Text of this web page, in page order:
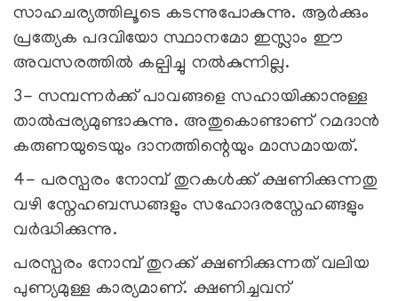
സാഹചര്യത്തിലൂടെ കടന്നുപോകുന്നു. ആർക്കും
പ്രത്യേക പദവിയോ സ്ഥാനമോ ഇസ്ലാം ഈ
അവസരത്തിൽ കല്പിച്ചു നൽകുന്നില്ല.
3- സമ്പന്നർക്ക് പാവങ്ങളെ സഹായിക്കാനുള്ള
താൽപ്പര്യമുണ്ടാകുന്നു. അതുകൊണ്ടാണ് റമദാൻ
കരുണയുടെയും ദാനത്തിന്റെയും മാസമായത്.
4- പരസ്പരം നോമ്പ് തുറകൾക്ക് ക്ഷണിക്കുന്നതു
വഴി സ്നേഹബന്ധങ്ങളും സഹോദരസ്നേഹങ്ങളും
വർദ്ധിക്കുന്നു.
പരസ്പരം നോമ്പ് തുറക്ക് ക്ഷണിക്കുന്നത് വലിയ
പുണ്യമുള്ള കാര്യമാണ്. ക്ഷണിച്ചവന്